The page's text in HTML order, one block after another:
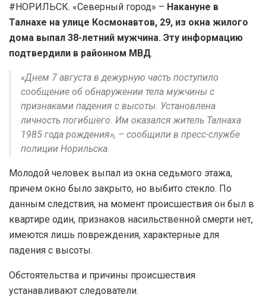
#НОРИЛЬСК. «Северный город» – Накануне в
Талнахе на улице Космонавтов, 29, из окна жилого
дома выпал 38-летний мужчина. Эту информацию
подтвердили в районном МВД.
«Днем 7 августа в дежурную часть поступило
сообщение об обнаружении тела мужчины с
признаками падения с высоты. Установлена
личность погибшего. Им оказался житель Талнаха
1985 года рождения», – сообщили в пресс-службе
полиции Норильска.
Молодой человек выпал из окна седьмого этажа,
причем окно было закрыто, но выбито стекло. По
данным следствия, на момент происшествия он был в
квартире один, признаков насильственной смерти нет,
имеются лишь повреждения, характерные для
падения с высоты.
Обстоятельства и причины происшествия
устанавливают следователи.